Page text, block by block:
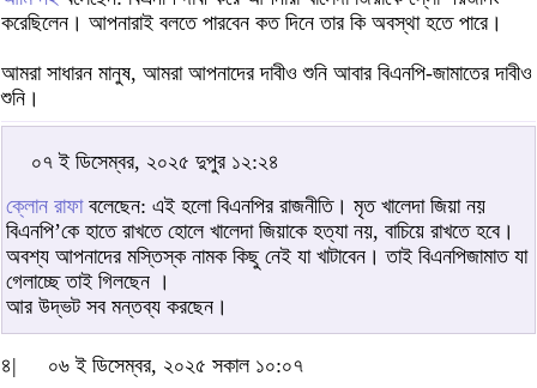
করেছিলেন। আপনারাই বলতে পারবেন কত দিনে তার কি অবস্থা হতে পারে।
আমরা সাধারন মানুষ, আমরা আপনাদের দাবীও শুনি আবার বিএনপি-জামাতের দাবীও
শুনি।
০৭ ই ডিসেম্বর, ২০২৫ দুপুর ১২:২৪
ক্লোন রাফাবলেছেন: এই হলো বিএনপির রাজনীতি। মৃত খালেদা জিয়া নয়
বিএনপি’কে হাতে রাখতে হোলে খালেদা জিয়াকে হত্যা নয়, বাচিয়ে রাখতে হবে।
অবশ্য আপনাদের মস্তিস্ক নামক কিছু নেই যা খাটাবেন। তাই বিএনপিজামাত যা
গেলাচ্ছে তাই গিলছেন ।
আর উদ্ভট সব মন্তব্য করছেন।
৪|
০৬ ই ডিসেম্বর, ২০২৫ সকাল ১০:০৭